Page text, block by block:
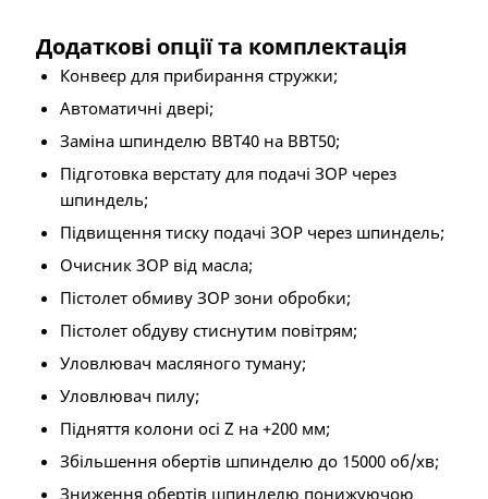
Додаткові опції та комплектація
Конвеєр для прибирання стружки;
Автоматичні двері;
Заміна шпинделю ВВТ40 на ВВТ50;
Підготовка верстату для подачі ЗОР через
шпиндель;
Підвищення тиску подачі ЗОР через шпиндель;
Очисник ЗОР від масла;
Пістолет обмиву ЗОР зони обробки;
Пістолет обдуву стиснутим повітрям;
Уловлювач масляного туману;
Уловлювач пилу;
Підняття колони осі Z на +200 мм;
Збільшення обертів шпинделю до 15000 об/хв;
Зниження обертів шпинделю понижуючою